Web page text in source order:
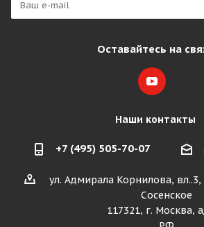
Оставайтесь на
Наши контакты
+7 (495) 505-70-07
ул. Адмирала Корнилова, вл..3,
Сосенское
117321, г. Москва,